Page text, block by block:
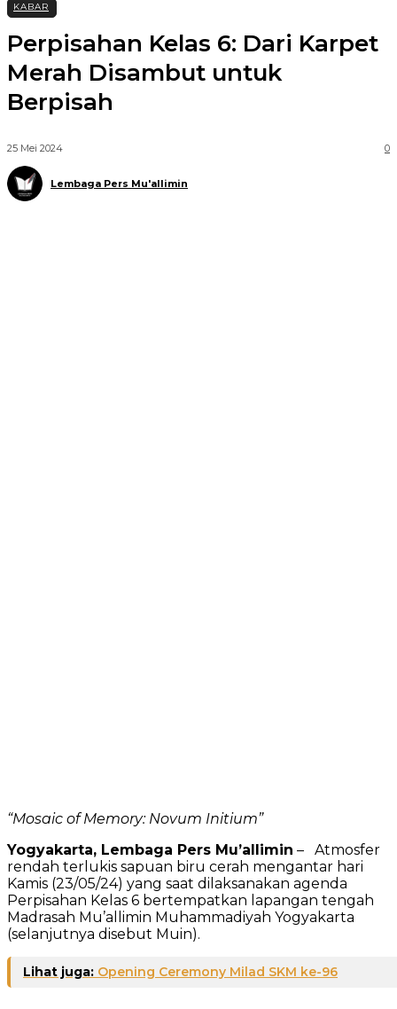
KABAR
Perpisahan Kelas 6: Dari Karpet
Merah Disambut untuk
Berpisah
0
25 Mei 2024
Lembaga Pers Mu'allimin
“Mosaic of Memory: Novum Initium”
Yogyakarta, Lembaga Pers Mu’allimin – Atmosfer
rendah terlukis sapuan biru cerah mengantar hari
Kamis (23/05/24) yang saat dilaksanakan agenda
Perpisahan Kelas 6 bertempatkan lapangan tengah
Madrasah Mu’allimin Muhammadiyah Yogyakarta
(selanjutnya disebut Muin).
Lihat juga: Opening Ceremony Milad SKM ke-96